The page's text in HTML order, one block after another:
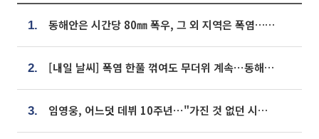
1. 동해안은 시간당 80㎜ 폭우, 그 외 지역은 폭염…‘극과 극 날씨’
2. [내일 날씨] 폭염 한풀 꺾여도 무더위 계속⋯동해안 이틀 연속 비
3. 임영웅, 어느덧 데뷔 10주년⋯"가진 것 없던 시절, 내 앞엔 20명의 팬뿐"